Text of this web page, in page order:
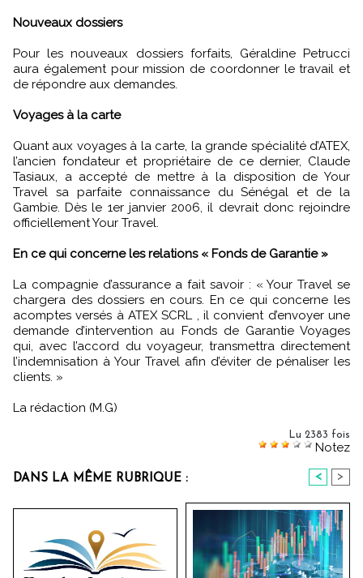
Nouveaux dossiers
Pour les nouveaux dossiers forfaits, Géraldine Petrucci
aura également pour mission de coordonner le travail et
de répondre aux demandes.
Voyages à la carte
Quant aux voyages à la carte, la grande spécialité d’ATEX,
l’ancien fondateur et propriétaire de ce dernier, Claude
Tasiaux, a accepté de mettre à la disposition de Your
Travel sa parfaite connaissance du Sénégal et de la
Gambie. Dès le 1er janvier 2006, il devrait donc rejoindre
officiellement Your Travel.
En ce qui concerne les relations « Fonds de Garantie »
La compagnie d’assurance a fait savoir : « Your Travel se
chargera des dossiers en cours. En ce qui concerne les
acomptes versés à ATEX SCRL , il convient d’envoyer une
demande d’intervention au Fonds de Garantie Voyages
qui, avec l’accord du voyageur, transmettra directement
l’indemnisation à Your Travel afin d’éviter de pénaliser les
clients. »
La rédaction (M.G)
Lu 2383 fois
Notez
DANS LA MÊME RUBRIQUE : < >